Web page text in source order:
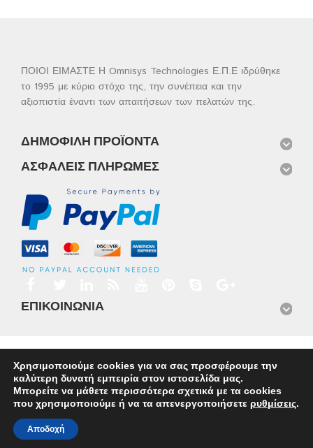
ΠΟΙΟΙ ΕΙΜΑΣΤΕ Η Omnisys Technologies Ε.Π.Ε ιδρύθηκε
το 1995 με κύριο στόχο της, την συνέπεια και την
αξιοπιστία έναντι των απαιτήσεων των πελατών της.
ΔΗΜΟΦΙΛΉ ΠΡΟΪΌΝΤΑ
ΑΣΦΑΛΕΊΣ ΠΛΗΡΩΜΈΣ
ΕΠΙΚΟΙΝΩΝΊΑ
Service
Εταιρικό Προφίλ
Επικοινωνία
© 2026Omnisys
Χρησιμοποιούμε cookies για να σας προσφέρουμε την
καλύτερη δυνατή εμπειρία στον ιστοσελίδα μας.
Μπορείτε να μάθετε περισσότερα σχετικά με τα cookies
που χρησιμοποιούμε ή να τα απενεργοποιήσετε ρυθμίσεις.
Αποδοχή